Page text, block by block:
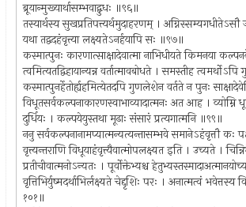
ब्रूयान्मुख्यार्थासम्भवाद्बुधः ॥९६॥
तस्यार्थस्य सुखप्रतिपत्त्यर्थमुदाहरणम् ।
यथा तद्वदहंवृत्त्या लक्ष्यतेऽनर्हयापि सः ॥९७॥
कस्मात्पुनः कारणात्साक्षादेवात्मा नाभिधीयते किमनया
त्वमित्यतद्विहायान्यन्न वर्तात्मावबोधते । समस्तीह
कस्मात्पुनर्हेतोर्ह्यहमित्येतदपि गुणलेशेन वर्तते न पुनः
विधूतसर्वकल्पनाकारणस्वाभाव्यादात्मनः अत आह । व्योम्नि
दुर्धियः । कल्पयेयुस्तथा मूढाः संसारं प्रत्यगात्मनि ॥९९॥
ननु सर्वकल्पनानामप्यात्मन्यत्यन्तासम्भवे समानेऽहंवृत्तौ कः
वृत्त्यन्तराणि विधूयाहंवृत्त्यैवात्मोपलक्ष्यत इति । उच्यते ।
प्रतीचीवात्मनोऽन्यतः । पूर्वोक्तेभ्यश्च
वृत्तिभिर्युष्मदर्थाभिर्लक्ष्यते चेद्दृशिः परः । अनात्मत्वं
१०१॥